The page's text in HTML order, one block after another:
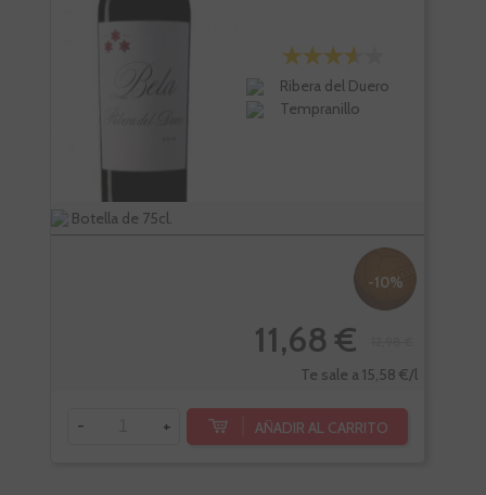
Ribera del Duero
Tempranillo
Botella de 75cl.
-10%
11,68 €
Te sale a 15,58 €/l
- + AÑADIR AL CARRITO